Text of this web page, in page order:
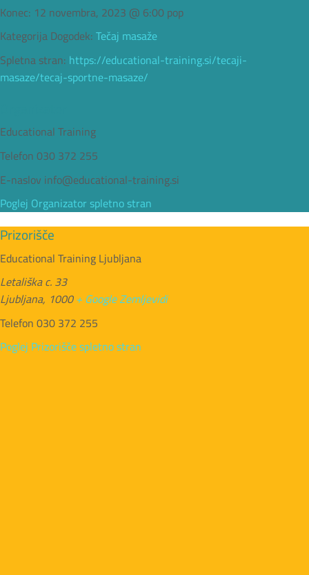
Konec: 12 novembra, 2023 @ 6:00 pop
Kategorija Dogodek:Tečaj masaže
Spletna stran: https://educational-training.si/tecaji-
masaze/tecaj-sportne-masaze/
Educational Training
Telefon 030 372 255
E-naslov info@educational-training.si
Poglej Organizator spletno stran
Prizorišče
Educational Training Ljubljana
Letališka c. 33
Ljubljana, 1000 + Google Zemljevidi
Telefon030 372 255
Poglej Prizorišče spletno stran